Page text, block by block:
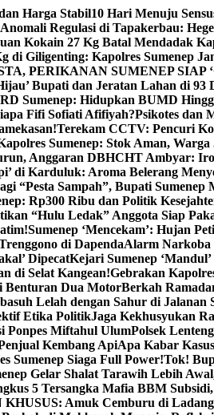
Harga Stabil10 Hari Menuju
Anomali Regulasi di Tapakerbau:
Kokain 27 Kg Batal Mendadak
di Giligenting: Kapolres Sumenep
PERIKANAN SUMENEP SIAP
Bupati dan Jeratan Lahan di 93
Sumenep: Hidupkan BUMD
Fifi Sofiati Afifiyah?Psikotes dan
Terekam CCTV: Pencuri
Sumenep: Stok Aman, Warga
Anggaran DBHCHT Ambyar:
di Karduluk: Aroma Belerang
“Pesta Sampah”, Bupati Sumenep
Rp300 Ribu dan Politik
“Hulu Ledak” Anggota Siap
Sumenep ‘Mencekam’: Hujan
di DapendaAlarm Narkoba
DipecatKejari Sumenep
di Selat Kangean!Gebrakan
Benturan Dua MotorBerkah
Lelah dengan Sahur di Jalanan
Etika PolitikJaga Kekhusyukan
Ponpes Miftahul UlumPolsek
Kembang ApiApa Kabar
Sumenep Siaga Full Power!Tok!
Gelar Shalat Tarawih Lebih
5 Tersangka Mafia BBM
Amuk Cemburu di